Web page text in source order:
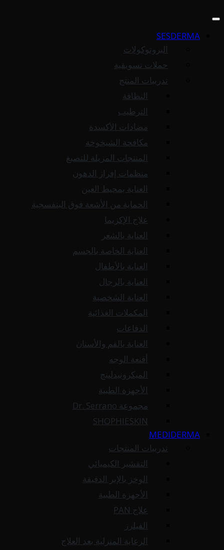
SESDERMA
البروتوكولات
حملات تسويقية
تدريبات المنتج
النظافة
الترطيب
مضادات الأكسدة
مكافحة الشيخوخة
المنتجات المزيلة للتصبغ
منظمات إفراز الدهون
العناية بمحيط العين
الحماية من الأشعة فوق البنفسجية
علاج الإكزيما
العناية بالشعر
العناية الخاصة بالجسم
العناية بالأطفال
العناية بالرجال
العناية الشخصية
المكملات الغذائية
الدفاعات
العناية بالفم والأسنان
أقنعة الوجه
الميكرونيدلينج
الأجهزة الطبية
مجموعة Dr. Serrano
SHOPHIESKIN
MEDIDERMA
تدريبات المنتجات
التقشير الكيميائي
الوخز بالإبر الدقيقة
الأجهزة الطبية
علاج PAN
الفيلرز
الرعاية المنزلية بعد العلاج